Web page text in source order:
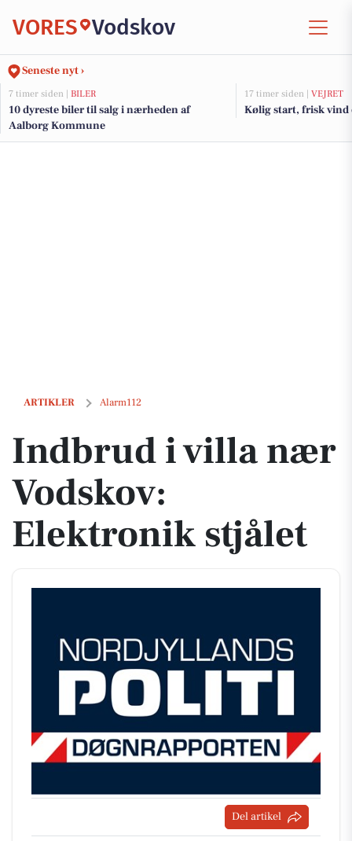
VORES Vodskov
Seneste nyt ›
7 timer siden | BILER
10 dyreste biler til salg i nærheden af
Aalborg Kommune
17 timer siden | VEJRET
Kølig start, frisk vind
ARTIKLER Alarm112
Indbrud i villa nær Vodskov: Elektronik stjålet
Indbrud i villa nær
Vodskov:
Elektronik stjålet
Del artikel